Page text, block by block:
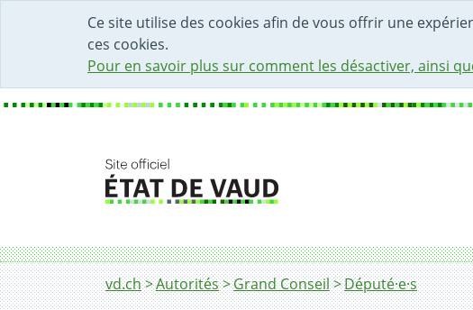
Ce site utilise des cookies afin de vous offrir une
ces cookies.
Pour en savoir plus sur comment les désactiver, ainsi
DÉBUT DU CONTENU DE LA PAGE
ACCÈS AU CHAMP DE RECHERCHE
PAGE D'ACCUEIL
FORMULAIRE DE CONTACT
Fil d'Ariane
vd.ch Autorités Grand Conseil Député·e·s